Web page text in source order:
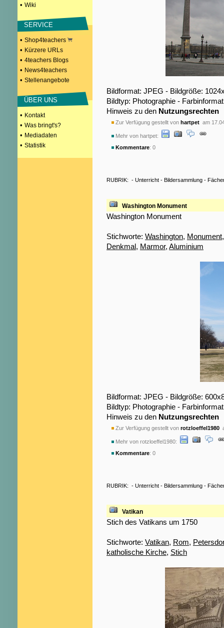
• Wiki
SERVICE
• Shop4teachers
• Kürzere URLs
• 4teachers Blogs
• News4teachers
• Stellenangebote
ÜBER UNS
• Kontakt
• Was bringt's?
• Mediadaten
• Statistik
Bildformat: JPEG - Bildgröße:
Bildtyp: Photographie -
Hinweis zu den Nutzungsrechten
Zur Verfügung gestellt von hartpet am
Mehr von hartpet:
Kommentare: 0
RUBRIK: - Unterricht - Bildersammlung -
Washington Monument
Washington Monument
Stichworte: Washington, Monument
Denkmal, Marmor, Aluminium
Bildformat: JPEG - Bildgröße:
Bildtyp: Photographie -
Hinweis zu den Nutzungsrechten
Zur Verfügung gestellt von rotzloeffel1980
Mehr von rotzloeffel1980:
Kommentare: 0
RUBRIK: - Unterricht - Bildersammlung -
Vatikan
Stich des Vatikans um 1750
Stichworte: Vatikan, Rom,
katholische Kirche, Stich